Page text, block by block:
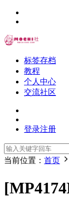
标签存档
教程
个人中心
交流社区
登录注册
当前位置： 首页